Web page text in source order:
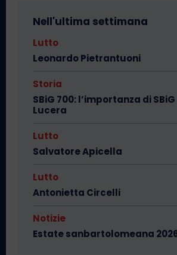
Nell'ultima settimana
Lutto
Leonardo Pietrantuoni
Storia
SBiG 700: l’importanza di
Lucera
Lutto
Salvatore Apicella
Lutto
Antonietta Circelli
Notizie
Estate sanbartolomeana